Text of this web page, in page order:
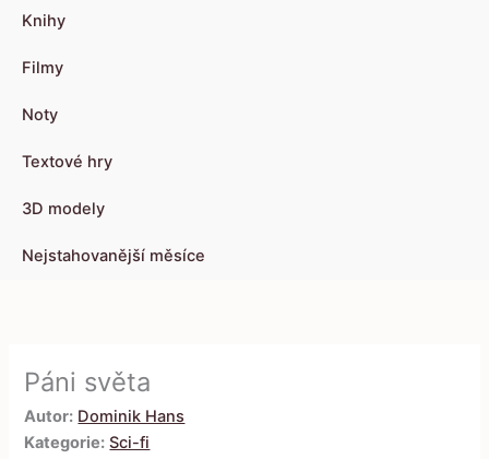
Knihy
Filmy
Noty
Textové hry
3D modely
Nejstahovanější měsíce
Páni světa
Autor: Dominik Hans
Kategorie: Sci-fi